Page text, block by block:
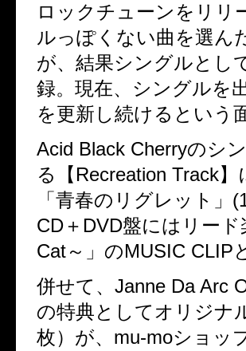
ロックチューンをリリ
ルっぽくない曲を選ん
が、結果シングルとし
録。現在、シングルを
を更新し続けるという
Acid Black Cherryのシ
る【Recreation Track
「青春のリグレット」
CD＋DVD盤にはリー
Cat～」のMUSIC CLIP
併せて、Janne Da Arc
の特典としてオリジナ
枚）が、mu-moショッ